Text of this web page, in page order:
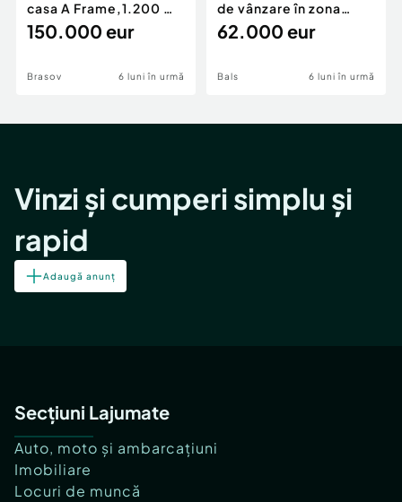
Eminescu, nr. 35, ap. 13, parter (lângă fostul
Tribunal), Piatra Neamț, Telefon Contact:
imobiliarefortuna.ro
casa A Frame,1.200 mp
teren,deschidere Pia
150.000 eur
Brasov 6 luni în urmă
de vânzare în zona
Periferie
62.000 eur
Bals 6 luni în urmă
Vinzi și cumperi simplu și
rapid
Adaugă anunț
Secțiuni Lajumate
Auto, moto și ambarcațiuni
Imobiliare
Locuri de muncă